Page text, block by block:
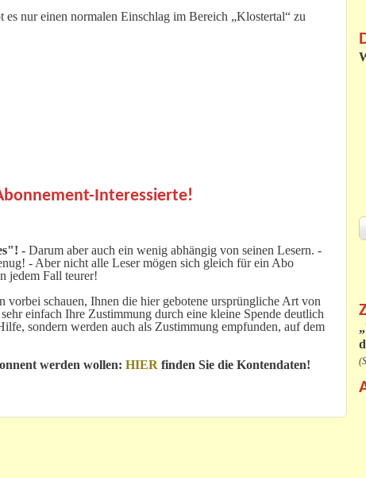
nur einen normalen Einschlag im Bereich „Klostertal“ zu
Interessierte!
- Darum aber auch ein wenig abhängig von seinen Lesern. -
- Aber nicht alle Leser mögen sich gleich für ein Abo
jedem Fall teurer!
vorbei schauen, Ihnen die hier gebotene ursprüngliche Art von
einfach Ihre Zustimmung durch eine kleine Spende deutlich
sondern werden auch als Zustimmung empfunden, auf dem
werden wollen: HIER finden Sie die Kontendaten!
„